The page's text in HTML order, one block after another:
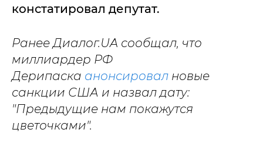
констатировал депутат.
Ранее Диалог.UA сообщал, что
миллиардер РФ
Дерипаска анонсировал новые
санкции США и назвал дату:
"Предыдущие нам покажутся
цветочками".